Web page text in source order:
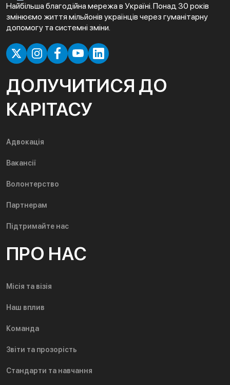
Найбільша благодійна мережа в Україні. Понад 30 років
змінюємо життя мільйонів українців через гуманітарну
допомогу та системні зміни.
ДОЛУЧИТИСЯ ДО
КАРІТАСУ
Адвокація
Вакансії
Волонтерство
Партнерам
Підтримайте нас
ПРО НАС
Місія та візія
Наш вплив
Команда
Звіти та прозорість
Стандарти та навчання